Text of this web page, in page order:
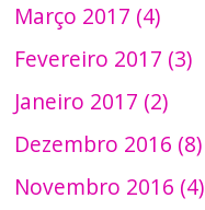
Março 2017 (4)
Fevereiro 2017 (3)
Janeiro 2017 (2)
Dezembro 2016 (8)
Novembro 2016 (4)